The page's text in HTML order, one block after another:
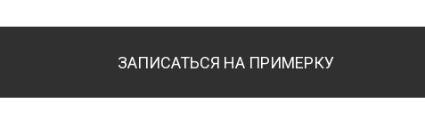
ЗАПИСАТЬСЯ НА ПРИМЕРКУ